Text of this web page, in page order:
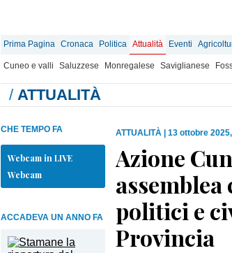
Prima Pagina Cronaca Politica Attualità Eventi
Cuneo e valli Saluzzese Monregalese Saviglianese
/ ATTUALITÀ
CHE TEMPO FA
Webcam in LIVE
Webcam
ACCADEVA UN ANNO FA
ATTUALITÀ 13 ottobre
Azione
politici e
Provincia